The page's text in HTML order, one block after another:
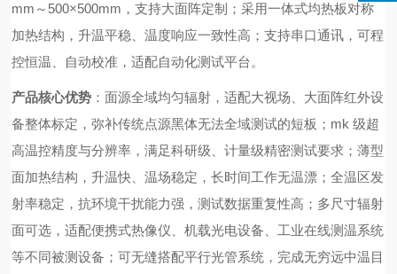
mm～500×500mm，支持大面阵定制；采用一体式均热板对称
加热结构，升温平稳、温度响应一致性高；支持串口通讯，可程
控恒温、自动校准，适配自动化测试平台。
产品核心优势 ：面源全域均匀辐射，适配大视场、大面阵红外设
备整体标定，弥补传统点源黑体无法全域测试的短板；mk 级超
高温控精度与分辨率，满足科研级、计量级精密测试要求；薄型
面加热结构，升温快、温场稳定，长时间工作无温漂；全温区发
射率稳定，抗环境干扰能力强，测试数据重复性高；多尺寸辐射
面可选，适配便携式热像仪、机载光电设备、工业在线测温系统
等不同被测设备；可无缝搭配平行光管系统，完成无穷远中温目